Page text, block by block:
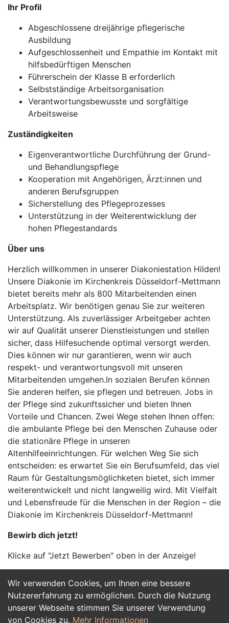
Wir verwenden Cookies, um Ihnen eine bessere
Nutzererfahrung zu ermöglichen. Durch die Nutzung
unserer Webseite stimmen Sie unserer Verwendung
von Cookies zu. Mehr Informationen
Ihr Profil
Abgeschlossene dreijährige pflegerische
Ausbildung
Aufgeschlossenheit und Empathie im Kontakt mit
hilfsbedürftigen Menschen
Führerschein der Klasse B erforderlich
Selbstständige Arbeitsorganisation
Verantwortungsbewusste und sorgfältige
Arbeitsweise
Zuständigkeiten
Eigenverantwortliche Durchführung der Grund-
und Behandlungspflege
Kooperation mit Angehörigen, Ärzt:innen und
anderen Berufsgruppen
Sicherstellung des Pflegeprozesses
Unterstützung in der Weiterentwicklung der
hohen Pflegestandards
Über uns
Herzlich willkommen in unserer Diakoniestation Hilden!
Unsere Diakonie im Kirchenkreis Düsseldorf-Mettmann
bietet bereits mehr als 800 Mitarbeitenden einen
Arbeitsplatz. Wir benötigen genau Sie zur weiteren
Unterstützung. Als zuverlässiger Arbeitgeber achten
wir auf Qualität unserer Dienstleistungen und stellen
sicher, dass Hilfesuchende optimal versorgt werden.
Dies können wir nur garantieren, wenn wir auch
respekt- und verantwortungsvoll mit unseren
Mitarbeitenden umgehen.In sozialen Berufen können
Sie anderen helfen, sie pflegen und betreuen. Jobs in
der Pflege sind zukunftssicher und bieten Ihnen
Vorteile und Chancen. Zwei Wege stehen Ihnen offen:
die ambulante Pflege bei den Menschen Zuhause oder
die stationäre Pflege in unseren
Altenhilfeeinrichtungen. Für welchen Weg Sie sich
entscheiden: es erwartet Sie ein Berufsumfeld, das viel
Raum für Gestaltungsmöglichketen bietet, sich immer
weiterentwickelt und nicht langweilig wird. Mit Vielfalt
und Lebensfreude für die Menschen in der Region – die
Diakonie im Kirchenkreis Düsseldorf-Mettmann!
Bewirb dich jetzt!
Klicke auf "Jetzt Bewerben" oben in der Anzeige!
Jetzt Bewerben